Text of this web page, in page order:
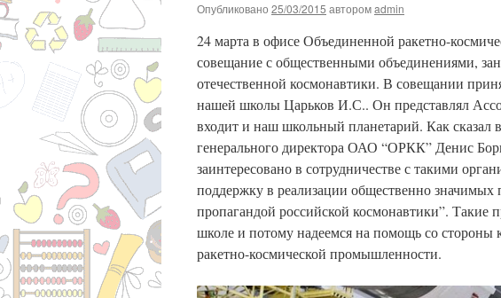
Опубликовано 25/03/2015 авторомadmin
24 марта в офисе Объединенной ракетно-
совещание с общественными объединениями,
отечественной космонавтики. В совещании
нашей школы Царьков И.С.. Он представлял
входит и наш школьный планетарий. Как сказал
генерального директора ОАО “ОРКК” Денис
заинтересовано в сотрудничестве с такими
поддержку в реализации общественно значимых
пропагандой российской космонавтики”.
школе и потому надеемся на помощь со стороны
ракетно-космической промышленности.